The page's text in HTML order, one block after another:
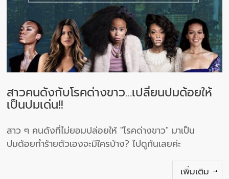
สาวคนดังกับโรคด่างขาว…เปลี่ยนปมด้อยให้
เป็นปมเด่น!!
สาว ๆ คนดังที่ไม่ยอมปล่อยให้ "โรคด่างขาว" มาเป็น
ปมด้อยทำร้ายตัวเองจะมีใครบ้าง? ไปดูกันเลยค่ะ
เพิ่มเติม